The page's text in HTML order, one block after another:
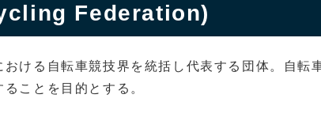
Federation)
おける自転車競技界を統括し代表する団体。自転
ことを目的とする。